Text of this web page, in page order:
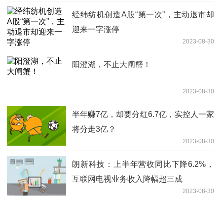
经纬纺机创造A股“第一次”，主动退市却
迎来一字涨停
2023-08-30
阳澄湖，不止大闸蟹！
2023-08-30
半年赚7亿，却要分红6.7亿，实控人一家
将分走3亿？
2023-08-30
朗新科技：上半年营收同比下降6.2%，
互联网电视业务收入降幅超三成
2023-08-30